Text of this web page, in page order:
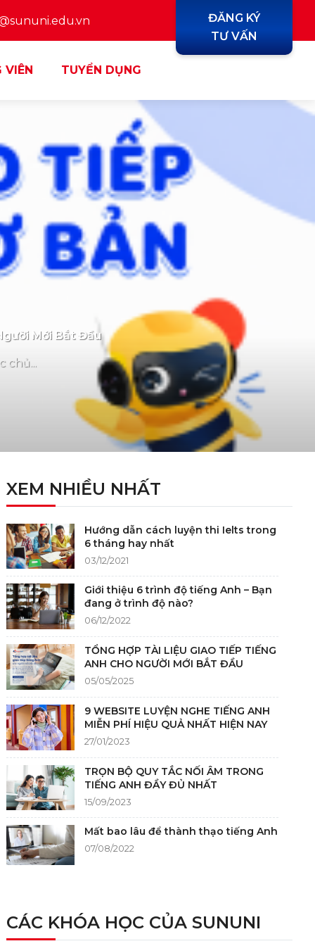
ĐĂNG KÝ
TƯ VẤN
VIÊN TUYỂN DỤNG
Mới Bắt Đầu
chủ...
XEM NHIỀU NHẤT
Hướng dẫn cách luyện thi Ielts trong
6 tháng hay nhất
03/12/2021
Giới thiệu 6 trình độ tiếng Anh – Bạn
đang ở trình độ nào?
06/12/2022
TỔNG HỢP TÀI LIỆU GIAO TIẾP TIẾNG
ANH CHO NGƯỜI MỚI BẮT ĐẦU
05/05/2025
9 WEBSITE LUYỆN NGHE TIẾNG ANH
MIỄN PHÍ HIỆU QUẢ NHẤT HIỆN NAY
27/01/2023
TRỌN BỘ QUY TẮC NỐI ÂM TRONG
TIẾNG ANH ĐẦY ĐỦ NHẤT
15/09/2023
Mất bao lâu để thành thạo tiếng Anh
07/08/2022
CÁC KHÓA HỌC CỦA SUNUNI